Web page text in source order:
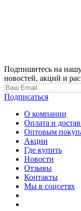
Подпишитесь на
новостей, акций и
Подписаться
О компании
Оплата и
Оптовым
Акции
Где купить
Новости
Отзывы
Контакты
Мы в соцсетях